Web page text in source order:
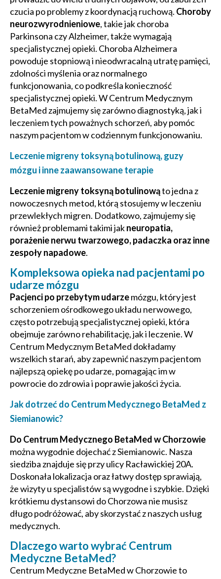
czucia po problemy z koordynacją ruchową. Choroby
neurozwyrodnieniowe, takie jak choroba
Parkinsona czy Alzheimer, także wymagają
specjalistycznej opieki. Choroba Alzheimera
powoduje stopniową i nieodwracalną utratę pamięci,
zdolności myślenia oraz normalnego
funkcjonowania, co podkreśla konieczność
specjalistycznej opieki. W Centrum Medycznym
BetaMed zajmujemy się zarówno diagnostyką, jak i
leczeniem tych poważnych schorzeń, aby pomóc
naszym pacjentom w codziennym funkcjonowaniu.
Leczenie migreny toksyną botulinową, guzy
mózgu i inne zaawansowane terapie
Leczenie migreny toksyną botulinowąto jedna z
nowoczesnych metod, którą stosujemy w leczeniu
przewlekłych migren. Dodatkowo, zajmujemy się
również problemami takimi jakneuropatia,
porażenie nerwu twarzowego, padaczka oraz inne
zespoły napadowe.
Kompleksowa opieka nad pacjentami po
udarze mózgu
Pacjenci po przebytym udarzemózgu, który jest
schorzeniem ośrodkowego układu nerwowego,
często potrzebują specjalistycznej opieki, która
obejmuje zarówno rehabilitację, jak i leczenie. W
Centrum Medycznym BetaMed dokładamy
wszelkich starań, aby zapewnić naszym pacjentom
najlepszą opiekę po udarze, pomagając im w
powrocie do zdrowia i poprawie jakości życia.
Jak dotrzeć do Centrum Medycznego BetaMed z
Siemianowic?
Do Centrum Medycznego BetaMed w Chorzowie
można wygodnie dojechać z Siemianowic. Nasza
siedziba znajduje się przy ulicy Racławickiej 20A.
Doskonała lokalizacja oraz łatwy dostęp sprawiają,
że wizyty u specjalistów są wygodne i szybkie. Dzięki
krótkiemu dystansowi do Chorzowa nie musisz
długo podróżować, aby skorzystać z naszych usług
medycznych.
Dlaczego warto wybrać Centrum
Medyczne BetaMed?
Centrum Medyczne BetaMed w Chorzowie to